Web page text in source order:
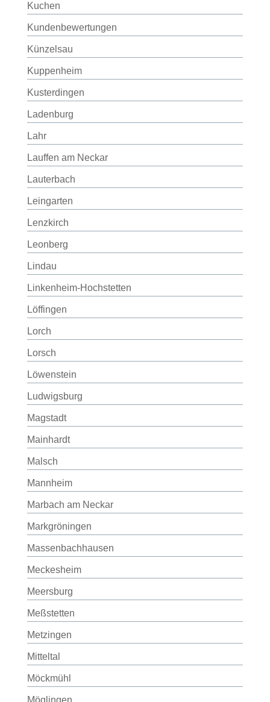
Kuchen
Kundenbewertungen
Künzelsau
Kuppenheim
Kusterdingen
Ladenburg
Lahr
Lauffen am Neckar
Lauterbach
Leingarten
Lenzkirch
Leonberg
Lindau
Linkenheim-Hochstetten
Löffingen
Lorch
Lorsch
Löwenstein
Ludwigsburg
Magstadt
Mainhardt
Malsch
Mannheim
Marbach am Neckar
Markgröningen
Massenbachhausen
Meckesheim
Meersburg
Meßstetten
Metzingen
Mitteltal
Möckmühl
Möglingen